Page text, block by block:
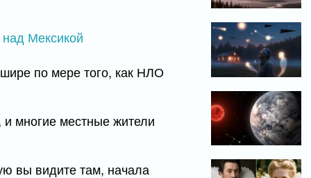
по мере того, как НЛО
многие местные жители
вы видите там, начала